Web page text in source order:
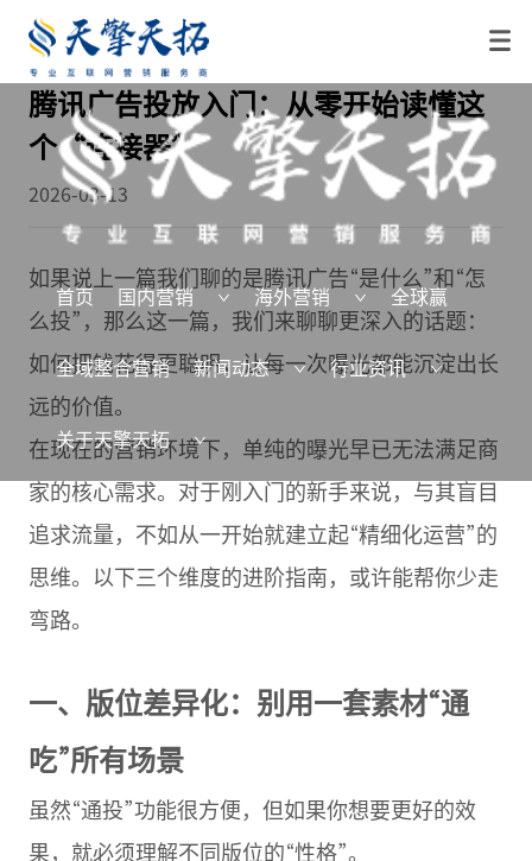
首页 国内营销 海外营销 全球赢
全域整合营销 新闻动态 行业资讯
关于天擎天拓
腾讯广告投放入门：从零开始读懂这
个“连接器”
2026-03-13
如果说上一篇我们聊的是腾讯广告“是什么”和“怎
么投”，那么这一篇，我们来聊聊更深入的话题：
如何把钱花得更聪明，让每一次曝光都能沉淀出长
远的价值。
在现在的营销环境下，单纯的曝光早已无法满足商
家的核心需求。对于刚入门的新手来说，与其盲目
追求流量，不如从一开始就建立起“精细化运营”的
思维。以下三个维度的进阶指南，或许能帮你少走
弯路。
一、版位差异化：别用一套素材“通
吃”所有场景
虽然“通投”功能很方便，但如果你想要更好的效
果，就必须理解不同版位的“性格”。